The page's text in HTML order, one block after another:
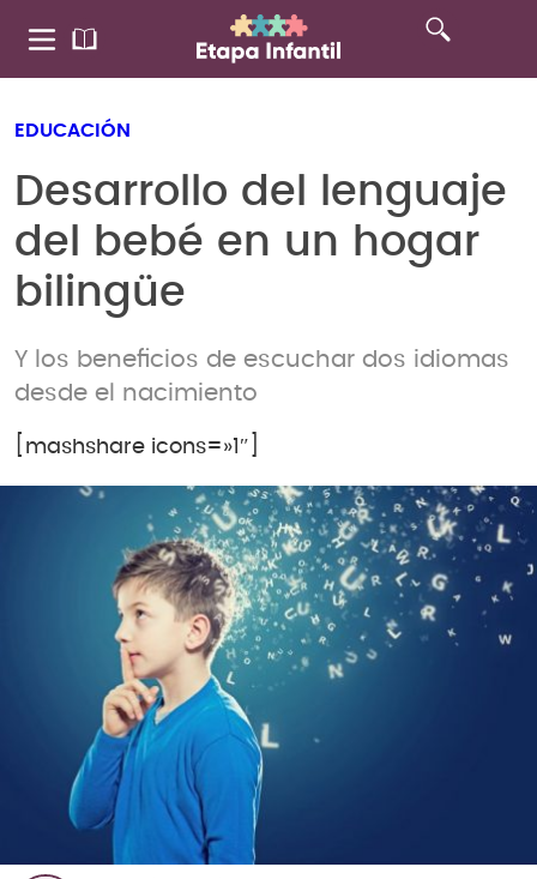
EDUCACIÓN
Desarrollo del lenguaje
del bebé en un hogar
bilingüe
Y los beneficios de escuchar dos idiomas
desde el nacimiento
[mashshare icons=»1″]